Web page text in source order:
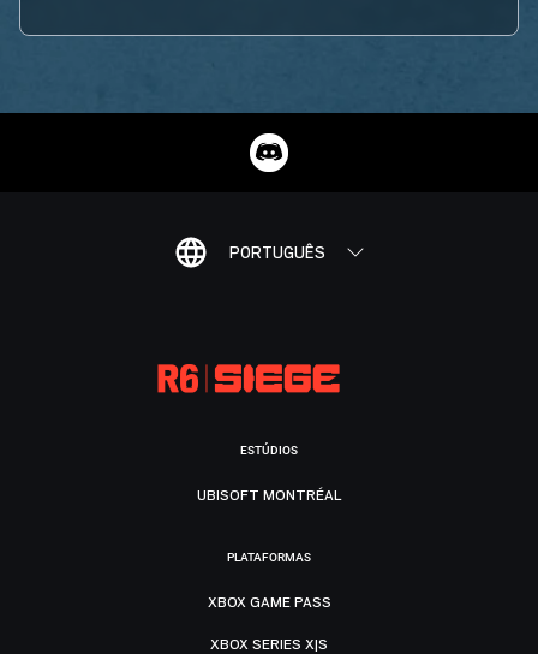
PORTUGUÊS
ESTÚDIOS
UBISOFT MONTRÉAL
PLATAFORMAS
XBOX GAME PASS
XBOX SERIES X|S